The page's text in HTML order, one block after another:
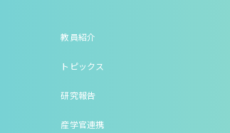
教員紹介
トピックス
研究報告
産学官連携